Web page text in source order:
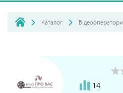
Каталог Відеооператори
14